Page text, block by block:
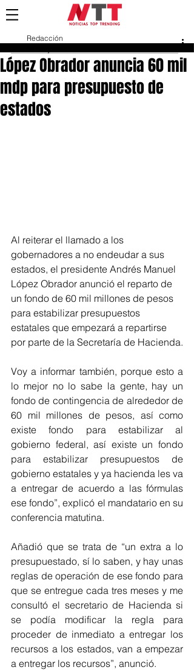
López Obrador anuncia 60 mil
mdp para presupuesto de
estados
Redacción
Al reiterar el llamado a los
gobernadores a no endeudar a sus
estados, el presidente Andrés Manuel
López Obrador anunció el reparto de
un fondo de 60 mil millones de pesos
para estabilizar presupuestos
estatales que empezará a repartirse
por parte de la Secretaría de Hacienda.
Voy a informar también, porque esto a
lo mejor no lo sabe la gente, hay un
fondo de contingencia de alrededor de
60 mil millones de pesos, así como
existe fondo para estabilizar al
gobierno federal, así existe un fondo
para estabilizar presupuestos de
gobierno estatales y ya hacienda les va
a entregar de acuerdo a las fórmulas
ese fondo”, explicó el mandatario en su
conferencia matutina.
Añadió que se trata de “un extra a lo
presupuestado, sí lo saben, y hay unas
reglas de operación de ese fondo para
que se entregue cada tres meses y me
consultó el secretario de Hacienda si
se podía modificar la regla para
proceder de inmediato a entregar los
recursos a los estados, van a empezar
a entregar los recursos”, anunció.